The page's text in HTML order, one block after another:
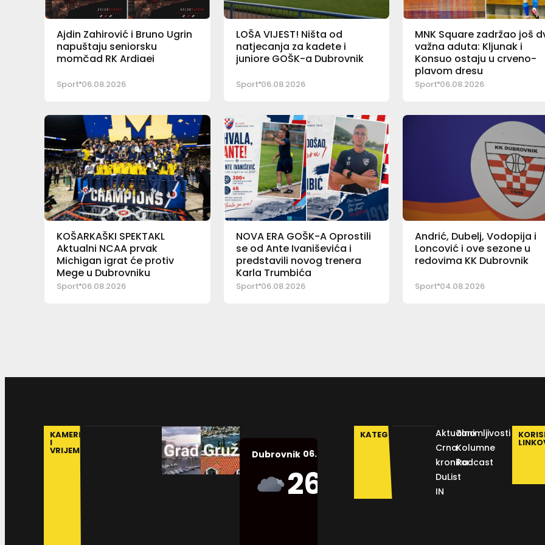
Ajdin Zahirović i Bruno Ugrin
napuštaju seniorsku
momčad RK Ardiaei
Sport 06.08.2026
LOŠA VIJEST! Ništa od
natjecanja za kadete i
juniore GOŠK-a Dubrovnik
Sport 06.08.2026
MNK Square zadržao još
važna aduta: Kljunak i
Konsuo ostaju u crveno-
plavom dresu
Sport 06.08.2026
KOŠARKAŠKI SPEKTAKL
Aktualni NCAA prvak
Michigan igrat će protiv
Mege u Dubrovniku
Sport 06.08.2026
NOVA ERA GOŠK-A Oprostili
se od Ante Ivaniševića i
predstavili novog trenera
Karla Trumbića
Sport 06.08.2026
Andrić, Dubelj, Vodopija i
Loncović i ove sezone u
redovima KK Dubrovnik
Sport 04.08.2026
KAMERE
I
VRIJEME Dubrovnik 06.08.2026.
26
Humidity:
KATEGORIJE
Aktualno
Crna
kronika
DuList
IN
Zanimljivosti
Kolumne
Podcast